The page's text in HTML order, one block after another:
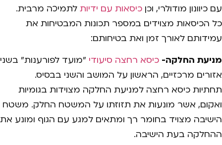
עם כיוונון מודולרי, וכן כיסאות עם ידיות לתמיכה מרבית.
כל הכיסאות מצוידים במספר תכונות המבטיחות את
עמידותם לאורך זמן ואת בטיחותם:
מניעת החלקה- כיסא רחצה סיעודי "מועד לפורענות" בשני
אזורים מרכזיים, הראשון על המושב והשני בבסיס.
תחתיות כיסא רחצה למניעת החלקה מצוידות בגומיות
ואקום, אשר מונעות את תזוזתו על המשטח החלק. משטח
הישיבה מצויד בחומר רך ומתאים למגע עם הגוף ומונע את
ההחלקה בעת הישיבה.